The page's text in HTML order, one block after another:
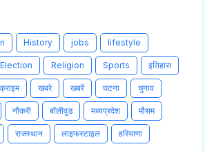
History jobs lifestyle
Religion Sports इतिहास
क्राइम खबरे खबरें घटना चुनाव
नौकरी बॉलीवुड मध्यप्रदेश मौसम
राजस्थान लाइफस्टाइल हरियाणा